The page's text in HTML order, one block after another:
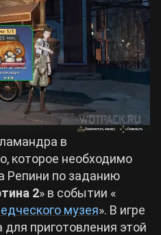
2
в
которое необходимо
Репини по заданию
2» в событии «
музея». В игре
приготовления этой